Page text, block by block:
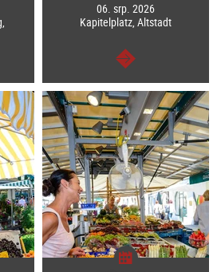
06. srp. 2026
Kapitelplatz, Altstadt
continue